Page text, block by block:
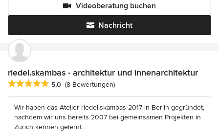
Nachricht
Videoberatung buchen
riedel.skambas - architektur und innenarchitektur
Durchschnittliche Bewertung: 5 von 5 Sternen
5,0 (8 Bewertungen)
Wir haben das Atelier riedel.skambas 2017 in Berlin gegründet,
nachdem wir uns bereits 2007 bei gemeinsamen Projekten in
Zürich kennen gelernt...